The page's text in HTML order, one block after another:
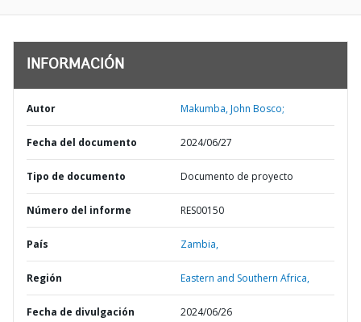
INFORMACIÓN
Autor Makumba, John Bosco;
Fecha del documento 2024/06/27
Tipo de documento Documento de proyecto
Número del informe RES00150
País Zambia,
Región Eastern and Southern Africa,
Fecha de divulgación 2024/06/26